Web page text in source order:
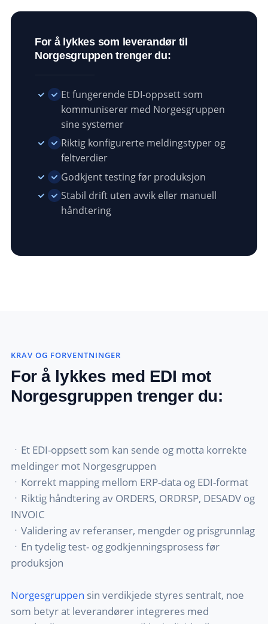
For å lykkes som leverandør til
Norgesgruppen trenger du:
Et fungerende EDI-oppsett som
kommuniserer med Norgesgruppen
sine systemer
Riktig konfigurerte meldingstyper og
feltverdier
Godkjent testing før produksjon
Stabil drift uten avvik eller manuell
håndtering
KRAV OG FORVENTNINGER
For å lykkes med EDI mot
Norgesgruppen trenger du:
ㆍEt EDI-oppsett som kan sende og motta korrekte
meldinger mot Norgesgruppen
ㆍKorrekt mapping mellom ERP-data og EDI-format
ㆍRiktig håndtering av ORDERS, ORDRSP, DESADV og
INVOIC
ㆍValidering av referanser, mengder og prisgrunnlag
ㆍEn tydelig test- og godkjenningsprosess før
produksjon
Norgesgruppen sin verdikjede styres sentralt, noe
som betyr at leverandører integreres med